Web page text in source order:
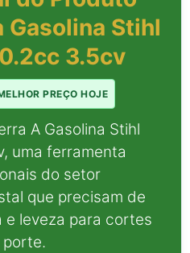
Gasolina Stihl
3.5cv
PREÇO HOJE
A Gasolina Stihl
uma ferramenta
do setor
que precisam de
leveza para cortes
porte.